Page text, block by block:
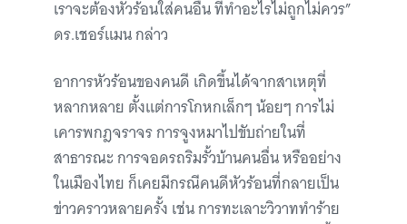
เราจะต้องหัวร้อนใส่คนอื่น ที่ทำอะไรไม่ถูกไม่ควร”
ดร.เชอร์แมน กล่าว
อาการหัวร้อนของคนดี เกิดขึ้นได้จากสาเหตุที่
หลากหลาย ตั้งแต่การโกหกเล็กๆ น้อยๆ การไม่
เคารพกฎจราจร การจูงหมาไปขับถ่ายในที่
สาธารณะ การจอดรถริมรั้วบ้านคนอื่น หรืออย่าง
ในเมืองไทย ก็เคยมีกรณีคนดีหัวร้อนที่กลายเป็น
ข่าวคราวหลายครั้ง เช่น การทะเลาะวิวาททำร้าย